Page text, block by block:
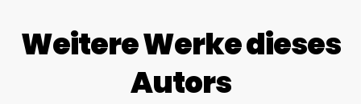
Weitere Werke dieses
Autors